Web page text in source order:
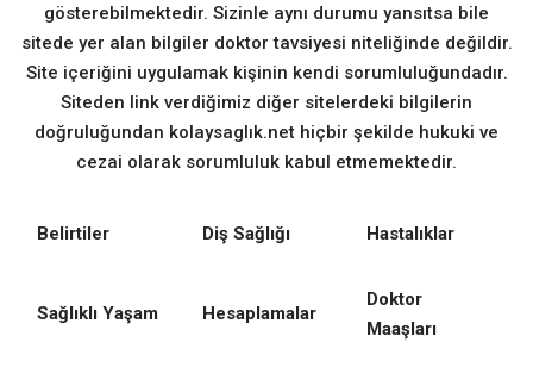
gösterebilmektedir. Sizinle aynı durumu yansıtsa bile
sitede yer alan bilgiler doktor tavsiyesi niteliğinde değildir.
Site içeriğini uygulamak kişinin kendi sorumluluğundadır.
Siteden link verdiğimiz diğer sitelerdeki bilgilerin
doğruluğundan kolaysaglık.net hiçbir şekilde hukuki ve
cezai olarak sorumluluk kabul etmemektedir.
Belirtiler Diş Sağlığı Hastalıklar
Sağlıklı Yaşam Hesaplamalar
Doktor
Maaşları